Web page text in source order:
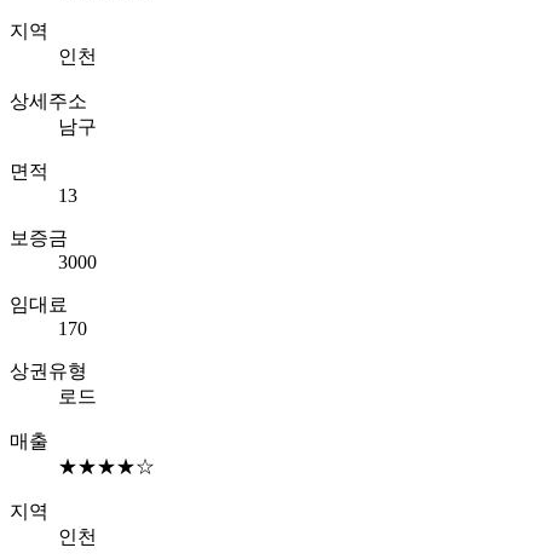
지역
인천
상세주소
남구
면적
13
보증금
3000
임대료
170
상권유형
로드
매출
★★★★☆
지역
인천